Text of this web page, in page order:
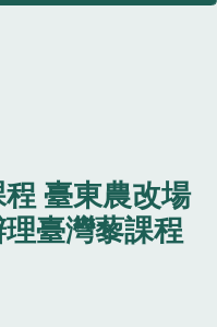
臺東農改場
臺灣藜課程